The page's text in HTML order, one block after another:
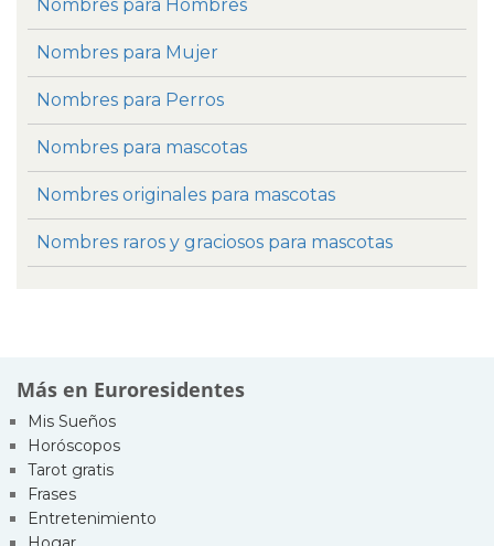
Nombres para Hombres
Nombres para Mujer
Nombres para Perros
Nombres para mascotas
Nombres originales para mascotas
Nombres raros y graciosos para mascotas
Más en Euroresidentes
Mis Sueños
Horóscopos
Tarot gratis
Frases
Entretenimiento